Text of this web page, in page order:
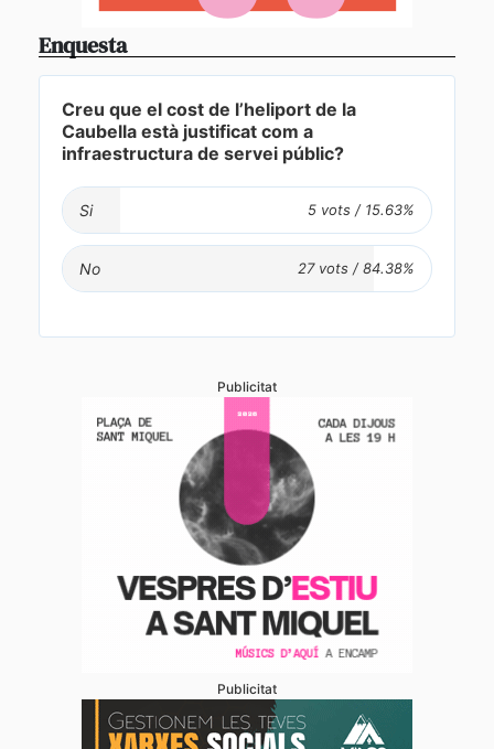
Enquesta
Creu que el cost de l’heliport de la
Caubella està justificat com a
infraestructura de servei públic?
Si
No
Publicitat
Publicitat